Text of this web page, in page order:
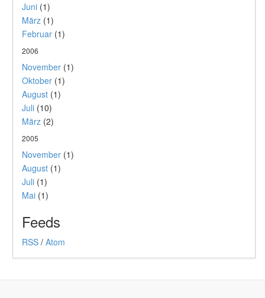
Juni (1)
März (1)
Februar (1)
2006
November (1)
Oktober (1)
August (1)
Juli (10)
März (2)
2005
November (1)
August (1)
Juli (1)
Mai (1)
Feeds
RSS / Atom